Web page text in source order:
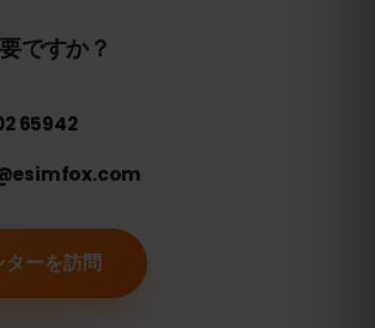
ですか？
65942
ーを訪問